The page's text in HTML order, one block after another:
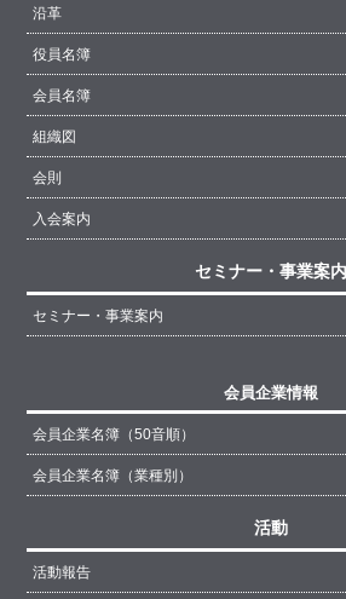
沿革
役員名簿
会員名簿
組織図
会則
入会案内
セミナー・事業案内
セミナー・事業案内
会員企業情報
会員企業名簿（50音順）
会員企業名簿（業種別）
活動
活動報告